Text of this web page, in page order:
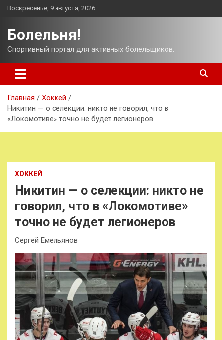
Перейти
Воскресенье, 9 августа, 2026
Болельня!
Спортивный портал для активных болельщиков.
Главная
Хоккей
Никитин — о селекции: никто не говорил, что в
«Локомотиве» точно не будет легионеров
ХОККЕЙ
Никитин — о селекции: никто не
говорил, что в «Локомотиве»
точно не будет легионеров
Сергей Емельянов